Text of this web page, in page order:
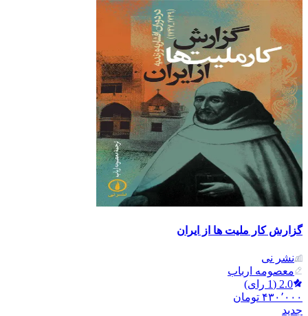
گزارش کار ملیت ها از ایران
نشر نی
معصومه ارباب
2.0
(
1 رای)
۴۳۰٬۰۰۰ تومان
جدید